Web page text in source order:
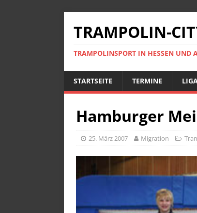
TRAMPOLIN-
TRAMPOLINSPORT IN HESSEN UND
STARTSEITE TERMINE
Hamburger
25. März 2007 Migration